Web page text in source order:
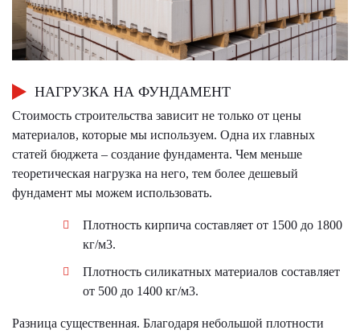
НАГРУЗКА НА ФУНДАМЕНТ
Стоимость строительства зависит не только от цены
материалов, которые мы используем. Одна их главных
статей бюджета – создание фундамента. Чем меньше
теоретическая нагрузка на него, тем более дешевый
фундамент мы можем использовать.
Плотность кирпича составляет от 1500 до 1800
кг/м3.
Плотность силикатных материалов составляет
от 500 до 1400 кг/м3.
Разница существенная. Благодаря небольшой плотности